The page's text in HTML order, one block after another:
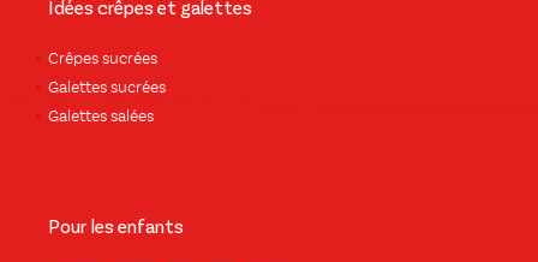
Idées crêpes et galettes
Crêpes sucrées
Galettes sucrées
Galettes salées
Pour les enfants